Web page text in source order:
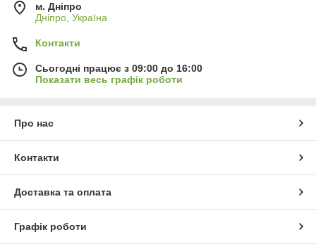
м. Дніпро
Дніпро, Україна
Контакти
Сьогодні працює з 09:00 до 16:00
Показати весь графік роботи
Про нас
Контакти
Доставка та оплата
Графік роботи